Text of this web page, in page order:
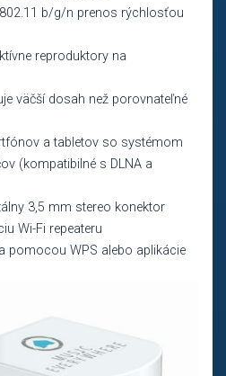
802.11 b/g/n prenos rýchlosťou
reproduktory na
väčší dosah než porovnateľné
a tabletov so systémom
(kompatibilné s DLNA a
3,5 mm stereo konektor
Wi-Fi repeateru
pomocou WPS alebo aplikácie